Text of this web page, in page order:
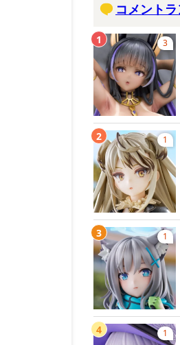
コメント
3
1
1
2
1
3
1
4